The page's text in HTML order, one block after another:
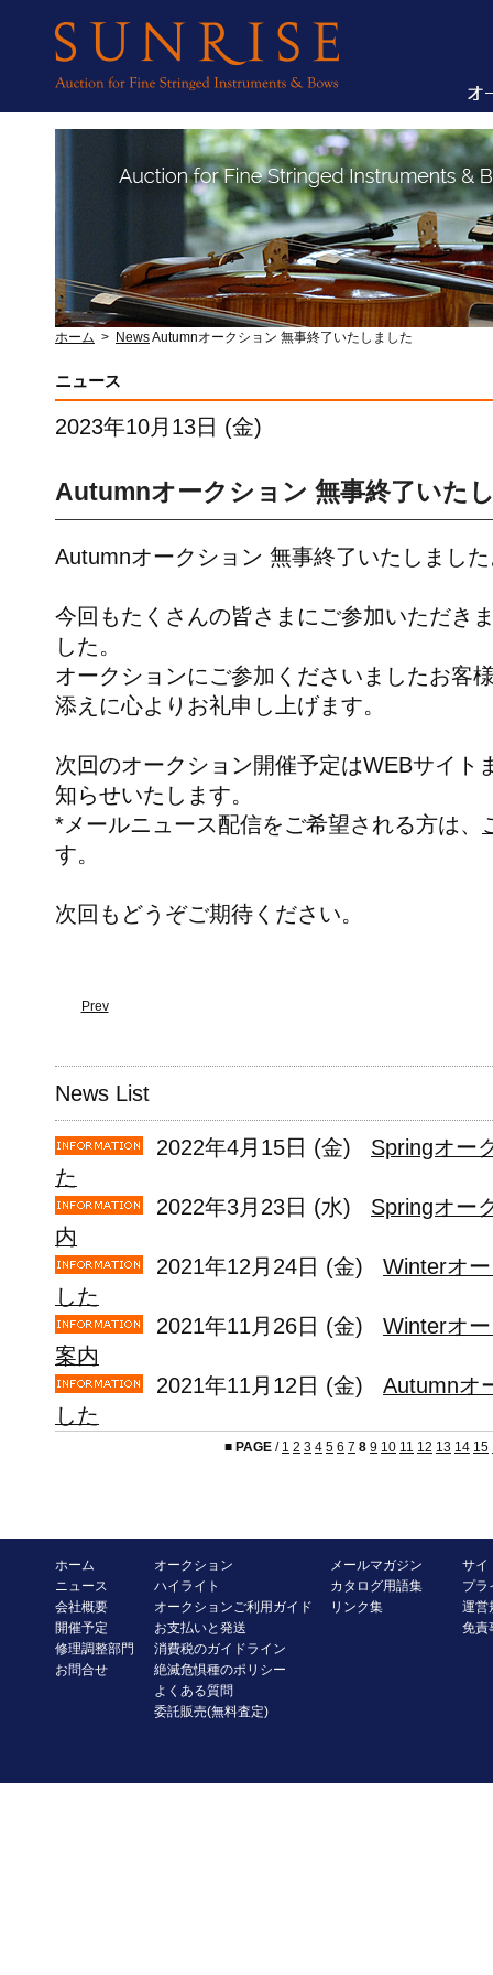
ホーム > NewsAutumnオークション 無事終了いたしました
ニュース
2023年10月13日 (金)
Autumnオークション 無事終了いた
Autumnオークション 無事終了いたしまし
今回もたくさんの皆さまにご参加いただき
した。
オークションにご参加くださいましたお客
添えに心よりお礼申し上げます。
次回のオークション開催予定はWEBサイト
知らせいたします。
*メールニュース配信をご希望される方は、
す。
次回もどうぞご期待ください。
Prev
News List
2022年4月15日 (金) Springオー
た
2022年3月23日 (水) Springオー
内
2021年12月24日 (金) Winterオ
した
2021年11月26日 (金) Winterオ
案内
2021年11月12日 (金) Autumnオ
した
■ PAGE / 1 2 3 4 5 6 7 8 9 10 11 12 13 14 15
ホーム
ニュース
会社概要
開催予定
修理調整部門
お問合せ
オークション
ハイライト
オークションご利用ガイド
お支払いと発送
消費税のガイドライン
絶滅危惧種のポリシー
よくある質問
委託販売(無料査定)
メールマガジン
カタログ用語集
リンク集
サイ
プラ
運営
免責